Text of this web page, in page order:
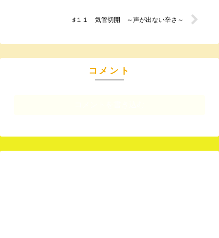
♯１１ 気管切開 ～声が出ない辛さ～
コメント